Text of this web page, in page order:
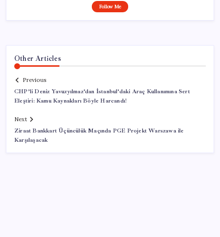
Follow Me
Other Articles
Previous
CHP’li Deniz Yavuzyılmaz’dan İstanbul’daki Araç Kullanımına Sert
Eleştiri: Kamu Kaynakları Böyle Harcandı!
Next
Ziraat Bankkart Üçüncülük Maçında PGE Projekt Warszawa ile
Karşılaşacak